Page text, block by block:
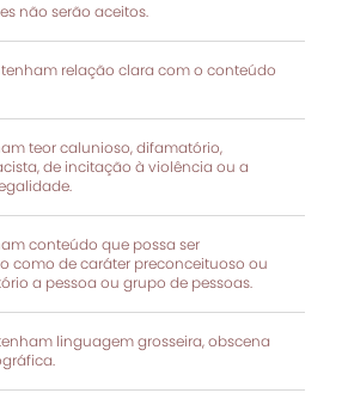
não serão aceitos.
relação clara com o conteúdo
teor calunioso, difamatório,
de incitação à violência ou a
conteúdo que possa ser
como de caráter preconceituoso ou
a pessoa ou grupo de pessoas.
linguagem grosseira, obscena